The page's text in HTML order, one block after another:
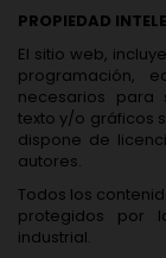
PROPIEDAD
El sitio web,
programación,
necesarios para
texto y/o gráficos
dispone de
autores.
Todos los
protegidos por
industrial.